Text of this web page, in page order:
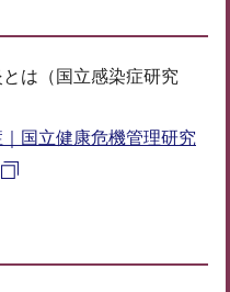
は（国立感染症研究
国立健康危機管理研究